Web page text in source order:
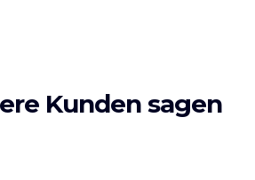
Kunden sagen